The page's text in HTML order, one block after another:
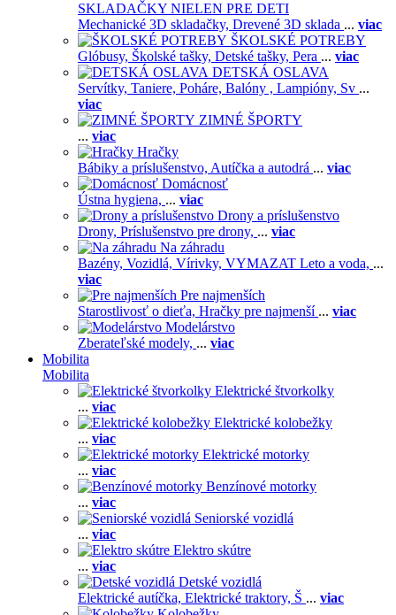
SKLADAČKY NIELEN PRE DETI
Mechanické 3D skladačky, Drevené 3D sklada ... viac
ŠKOLSKÉ POTREBY
Glóbusy, Školské tašky, Detské tašky, Pera ... viac
DETSKÁ OSLAVA
Servítky, Taniere, Poháre, Balóny , Lampióny, Sv ...
viac
ZIMNÉ ŠPORTY
... viac
Hračky
Bábiky a príslušenstvo, Autíčka a autodrá ... viac
Domácnosť
Ústna hygiena, ... viac
Drony a príslušenstvo
Drony, Príslušenstvo pre drony, ... viac
Na záhradu
Bazény, Vozidlá, Vírivky, VYMAZAT Leto a voda, ...
viac
Pre najmenších
Starostlivosť o dieťa, Hračky pre najmenší ... viac
Modelárstvo
Zberateľské modely, ... viac
Mobilita
Mobilita
Elektrické štvorkolky
... viac
Elektrické kolobežky
... viac
Elektrické motorky
... viac
Benzínové motorky
... viac
Seniorské vozidlá
... viac
Elektro skútre
... viac
Detské vozidlá
Elektrické autíčka, Elektrické traktory, Š ... viac